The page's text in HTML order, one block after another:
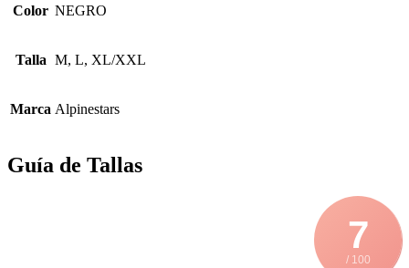
Color NEGRO
Talla M, L, XL/XXL
Marca Alpinestars
Guía de Tallas
7
/ 100